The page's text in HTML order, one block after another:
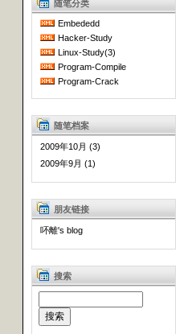
随笔分类
Embededd
Hacker-Study
Linux-Study(3)
Program-Compile
Program-Crack
随笔档案
2009年10月 (3)
2009年9月 (1)
朋友链接
吥離's blog
搜索